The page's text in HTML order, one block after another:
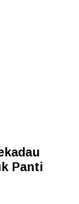
Panti